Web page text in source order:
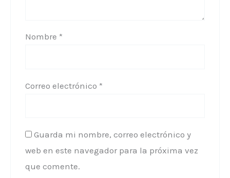
Nombre *
Correo electrónico *
Guarda mi nombre, correo electrónico y
web en este navegador para la próxima vez
que comente.